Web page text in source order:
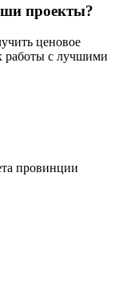
проекты?
ценовое
работы с лучшими
провинции